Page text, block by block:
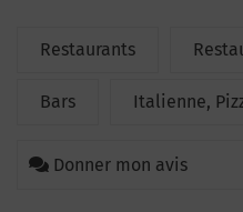
Restaurants
Bars Italienne,
Donner mon avis